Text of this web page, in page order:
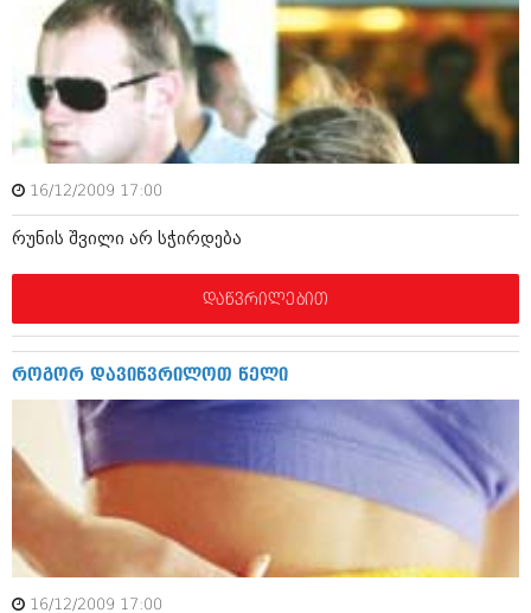
პოლიტიკა
ინტერვიუები
საზოგადოება
მოდი, ვილაპარაკოთ
მოდა + დიზაინი
რელიგია
მედიცინა
პოლიტიკა
ინტერვიუები
ამბები
საზოგადოება
მოდი, ვილაპარაკოთ
მედიცინა
სპორტი
კადრს მიღმა
კულინარია
ავტორჩევები
ბელადები
16/12/2009 17:00
რუნის შვილი არ სჭირდება
დაწვრილებით
როგორ დავიწვრილოთ წელი
16/12/2009 17:00